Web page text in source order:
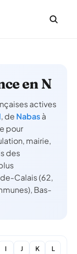
en N
actives
, de Nabasà
pour
mairie,
des
Calais (62,
Bas-
I J K
L